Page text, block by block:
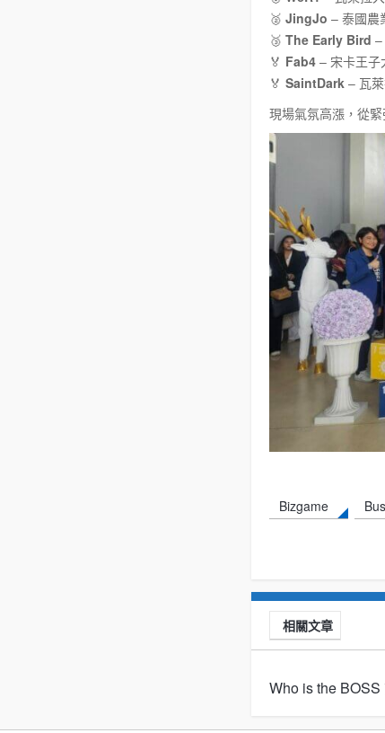
🥈JingJo – 泰國農
🥉The Early Bird –
🏅 Fab4 – 宋卡王子
🏅SaintDark – 瓦
現場氣氛高漲，從
Bizgame
相關文章
Who is the